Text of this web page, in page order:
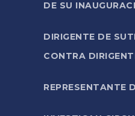
DE SU
DIRIGENTE DE
CONTRA
REPRESENTANTE